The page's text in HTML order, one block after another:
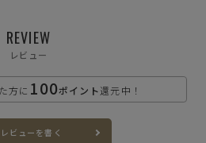
カートに入れる
カートに入れる
REVIEW
レビュー
方に 100ポイント還元中！
レビューを書く